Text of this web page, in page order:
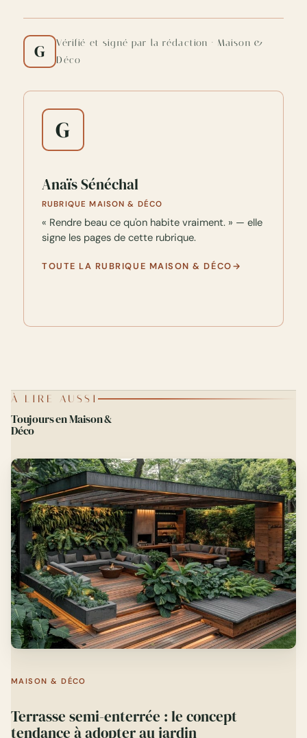
G
Vérifié et signé par la rédaction · Maison &
Déco
G
Anaïs Sénéchal
RUBRIQUE MAISON & DÉCO
« Rendre beau ce qu'on habite vraiment. » — elle
signe les pages de cette rubrique.
TOUTE LA RUBRIQUE MAISON & DÉCO
À LIRE AUSSI
Toujours en Maison &
Déco
MAISON & DÉCO
Terrasse semi-enterrée : le concept
tendance à adopter au jardin